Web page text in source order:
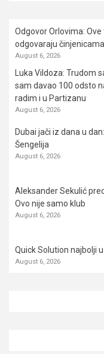
Odgovor Orlovima:
odgovaraju činjenicama
August 6, 2026
Luka Vildoza: Trudom
sam davao 100 odsto
radim i u Partizanu
August 6, 2026
Dubai jači iz dana u
Šengelija
August 6, 2026
Aleksander Sekulić
Ovo nije samo klub
August 6, 2026
Quick Solution najbolji
August 6, 2026